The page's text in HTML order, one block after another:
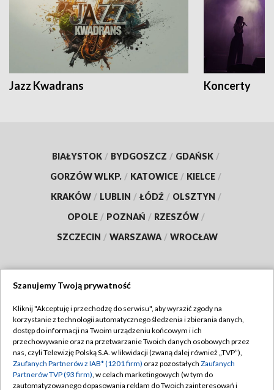
Jazz Kwadrans Koncerty
BIAŁYSTOK / BYDGOSZCZ / GDAŃSK /
GORZÓW WLKP. / KATOWICE / KIELCE /
KRAKÓW / LUBLIN / ŁÓDŹ / OLSZTYN /
OPOLE / POZNAŃ / RZESZÓW /
SZCZECIN / WARSZAWA / WROCŁAW
TVP
Abonament TVP
Emisja w TVP
Centrum informacji TVP
Regulamin TVP
Polityka prywatności
Moje zgody
Szanujemy Twoją prywatność
Kliknij "Akceptuję i przechodzę do serwisu", aby wyrazić zgody na
korzystanie z technologii automatycznego śledzenia i zbierania danych,
dostęp do informacji na Twoim urządzeniu końcowym i ich
przechowywanie oraz na przetwarzanie Twoich danych osobowych przez
nas, czyli Telewizję Polską S.A. w likwidacji (zwaną dalej również „TVP”),
Zaufanych Partnerów z IAB* (1201 firm) oraz pozostałych Zaufanych
Partnerów TVP (93 firm), w celach marketingowych (w tym do
zautomatyzowanego dopasowania reklam do Twoich zainteresowań i